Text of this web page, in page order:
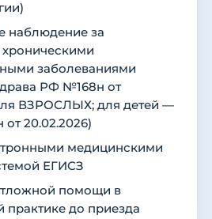
наблюдение за
заболеваниями
РФ №168н от
ВЗРОСЛЫХ; для детей —
20.02.2026)
медицинскими
ЕГИСЗ
помощи в
практике до приезда